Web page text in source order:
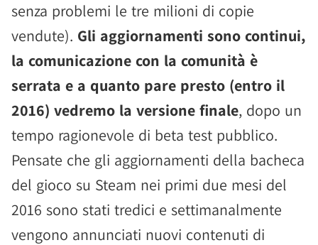
senza problemi le tre milioni di copie
vendute). Gli aggiornamenti sono continui,
la comunicazione con la comunità è
serrata e a quanto pare presto (entro il
2016) vedremo la versione finale, dopo un
tempo ragionevole di beta test pubblico.
Pensate che gli aggiornamenti della bacheca
del gioco su Steam nei primi due mesi del
2016 sono stati tredici e settimanalmente
vengono annunciati nuovi contenuti di